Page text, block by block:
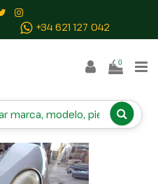
+34 621 127 042
0
IZQUIERDO